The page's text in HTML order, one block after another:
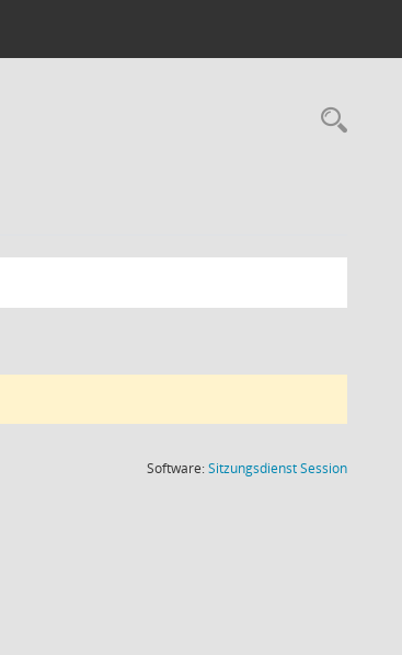
Software:SitzungsdienstSession(Wird in